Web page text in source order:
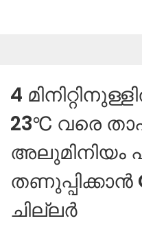
4
23℃ വരെ
അലുമിനിയം
തണുപ്പിക്കാൻ
ചില്ലർ